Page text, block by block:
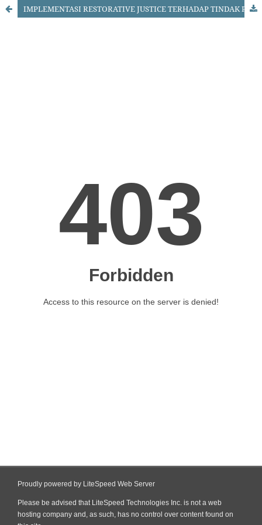
IMPLEMENTASI RESTORATIVE JUSTICE TERHADAP TINDAK PIDANA PENGANIAYAAN DI KEJAKSAAN NEGERI BATU